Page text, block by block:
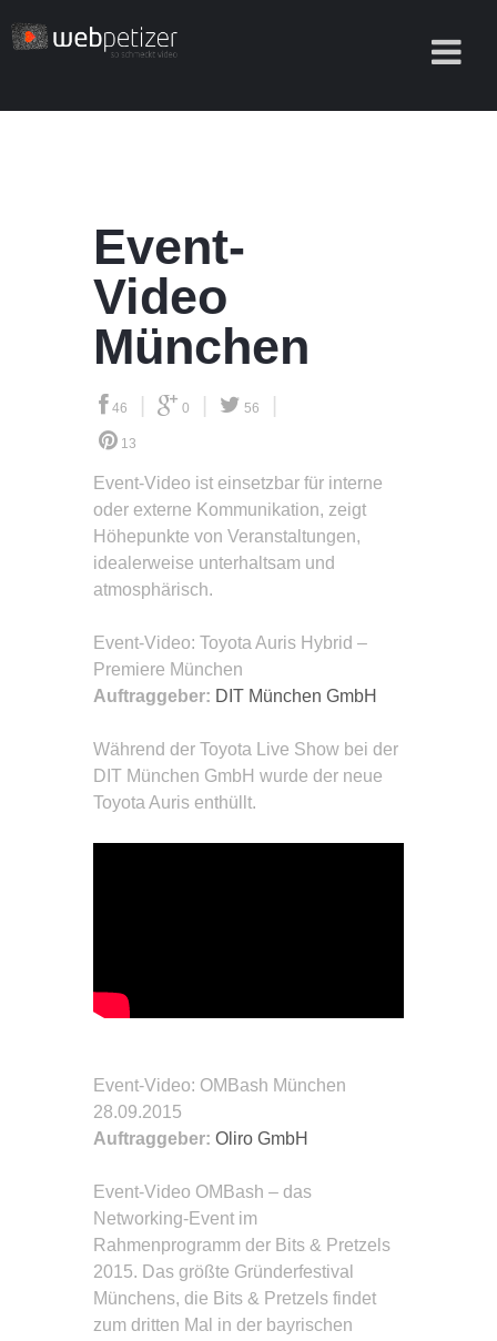
Event-
Video
München
46 0 56
13
Event-Video ist einsetzbar für interne
oder externe Kommunikation, zeigt
Höhepunkte von Veranstaltungen,
idealerweise unterhaltsam und
atmosphärisch.
Event-Video: Toyota Auris Hybrid –
Premiere München
Auftraggeber: DIT München GmbH
Während der Toyota Live Show bei der
DIT München GmbH wurde der neue
Toyota Auris enthüllt.
Event-Video: OMBash München
28.09.2015
Auftraggeber: Oliro GmbH
Event-Video OMBash – das
Networking-Event im
Rahmenprogramm der Bits & Pretzels
2015. Das größte Gründerfestival
Münchens, die Bits & Pretzels findet
zum dritten Mal in der bayrischen